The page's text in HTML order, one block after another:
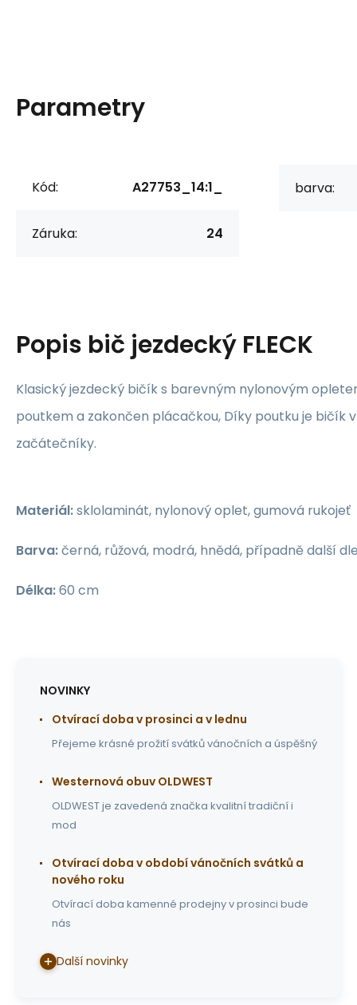
Parametry
Kód: A27753_14:1_
Záruka: 24
barva:
Popis bič jezdecký FLECK
Klasický jezdecký bičík s barevným nylonovým
poutkem a zakončen plácačkou, Díky poutku je bičík
začátečníky.
Materiál:sklolaminát, nylonový oplet, gumová rukojeť
Barva:černá, růžová, modrá, hnědá, případně další
Délka:60 cm
NOVINKY
Otvírací doba v prosinci a v lednu
Přejeme krásné prožití svátků vánočních a úspěšný
Westernová obuv OLDWEST
OLDWEST je zavedená značka kvalitní tradiční i
mod
Otvírací doba v období vánočních svátků a
nového roku
Otvírací doba kamenné prodejny v prosinci bude
nás
Další novinky